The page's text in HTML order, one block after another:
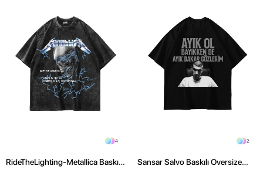
4
RideTheLighting-Metallica Baskılı
2
Sansar Salvo Baskılı Oversize